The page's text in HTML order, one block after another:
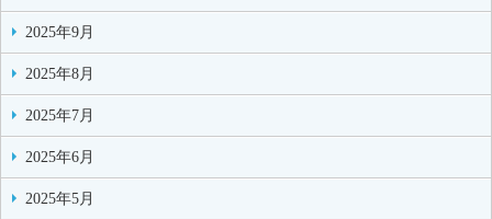
2025年9月
2025年8月
2025年7月
2025年6月
2025年5月